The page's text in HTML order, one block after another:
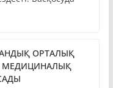
ОРТАЛЫҚ
МЕДИЦИНАЛЫҚ